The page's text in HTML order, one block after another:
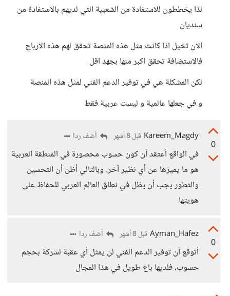
لذا يخططون للاستفادة من الشعبية التي لديهم بالاستفادة من
سنديان
الان تخيل اذا كانت مثل هذه المنصة تحقق لهم هذه الارباح
فالاستضافة تحقق اكبر منها بجهد اقل
لكن المشكلة هي في توفير الدعم الفني لمثل هذه المنصة
و في جعلها عالمية و ليست عربية فقط
0
Kareem_Magdy قبل 8 أشهر أضف ردا
في الواقع أعتقد أن كون حسوب محصورة في المنطقة العربية
هو ما يميزها عن أي نظير آخر. وبالتالي أظن أن التحسين
والتطور يجب أن يظل في نطاق العالم العربي للحفاظ على
هويتها
0
Ayman_Hafez قبل 8 أشهر أضف ردا
أتوقع أن توفير الدعم الفني لن يمثل أي عقبة لشركة بحجم
حسوب، فلديها باع طويل في هذا المجال